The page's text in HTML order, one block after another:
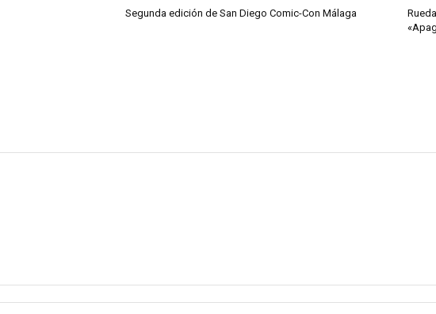
Segunda edición de San Diego Comic-Con Málaga